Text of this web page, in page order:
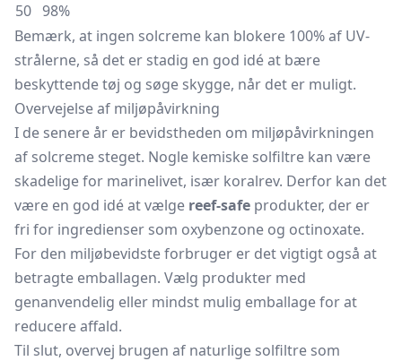
50 98%
Bemærk, at ingen solcreme kan blokere 100% af UV-
strålerne, så det er stadig en god idé at bære
beskyttende tøj og søge skygge, når det er muligt.
Overvejelse af miljøpåvirkning
I de senere år er bevidstheden om miljøpåvirkningen
af solcreme steget. Nogle kemiske solfiltre kan være
skadelige for marinelivet, især koralrev. Derfor kan det
være en god idé at vælge reef-safe produkter, der er
fri for ingredienser som oxybenzone og octinoxate.
For den miljøbevidste forbruger er det vigtigt også at
betragte emballagen. Vælg produkter med
genanvendelig eller mindst mulig emballage for at
reducere affald.
Til slut, overvej brugen af naturlige solfiltre som